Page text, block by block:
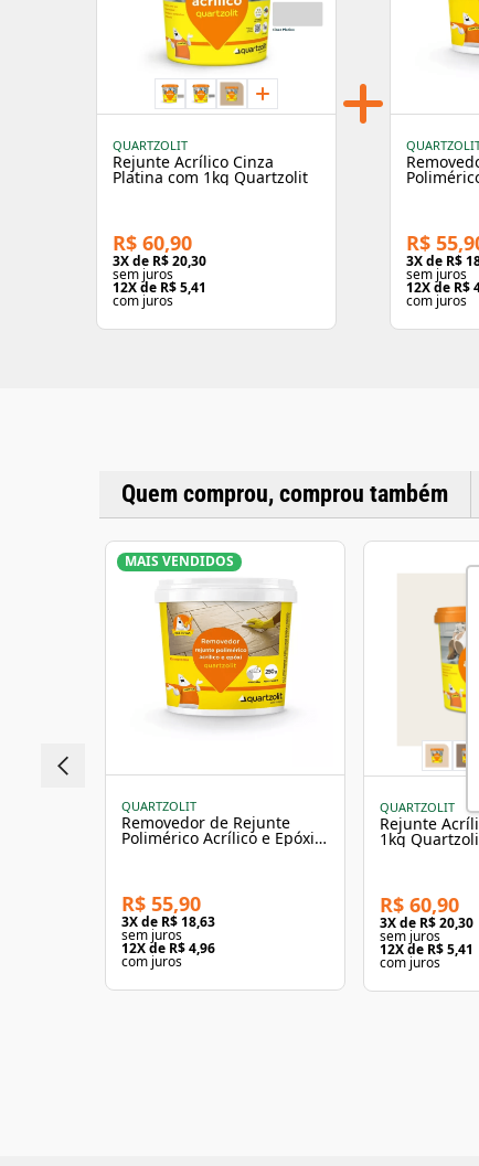
QUARTZOLIT
Rejunte Acrílico Cinza
Platina com 1kg Quartzolit
R$ 60,90
3X de R$ 20,30
sem juros
12X de R$ 5,41
com juros
R$
3X de R$
sem juros
12X de R$
com juros
Quem comprou, comprou também
QUARTZOLIT
Removedor de Rejunte
Polimérico Acrílico e Epóxi
R$ 55,90
3X de R$ 18,63
sem juros
12X de R$ 4,96
com juros
MAIS VENDIDOS
QUARTZOLIT
Rejunte
1kg
R$ 60,90
3X de R$ 20,30
sem juros
12X de R$ 5,41
com juros